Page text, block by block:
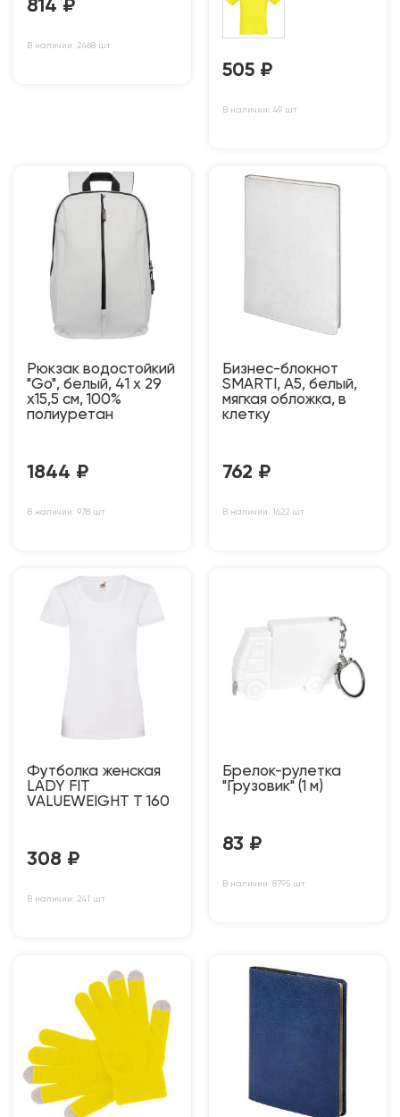
814 ₽
В наличии: 2468 шт
505 ₽
В наличии: 49 шт
Рюкзак водостойкий
"Go", белый, 41 х 29
х15,5 см, 100%
полиуретан
1844 ₽
В наличии: 978 шт
Бизнес-блокнот
SMARTI, A5, белый,
мягкая обложка, в
клетку
762 ₽
В наличии: 1622 шт
Футболка женская
LADY FIT
VALUEWEIGHT T 160
308 ₽
В наличии: 241 шт
Брелок-рулетка
"Грузовик" (1 м)
83 ₽
В наличии: 8795 шт